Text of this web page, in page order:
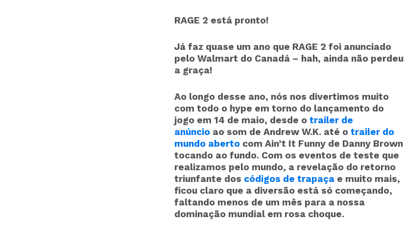
RAGE 2 está pronto!
Já faz quase um ano que RAGE 2 foi anunciado
pelo Walmart do Canadá – hah, ainda não perdeu
a graça!
Ao longo desse ano, nós nos divertimos muito
com todo o hype em torno do lançamento do
jogo em 14 de maio, desde otrailer de
anúncio ao som de Andrew W.K. até otrailer do
mundo aberto com Ain’t It Funny de Danny Brown
tocando ao fundo. Com os eventos de teste que
realizamos pelo mundo, a revelação do retorno
triunfante dos códigos de trapaça e muito mais,
ficou claro que a diversão está só começando,
faltando menos de um mês para a nossa
dominação mundial em rosa choque.